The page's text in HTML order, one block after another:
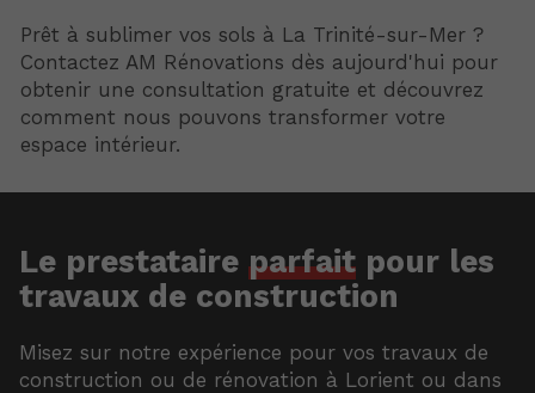
Prêt à sublimer vos sols à La Trinité-sur-Mer ?
Contactez AM Rénovations dès aujourd'hui pour
obtenir une consultation gratuite et découvrez
comment nous pouvons transformer votre
espace intérieur.
Le prestataire parfait pour les
travaux de construction
Misez sur notre expérience pour vos travaux de
construction ou de rénovation à Lorient ou dans